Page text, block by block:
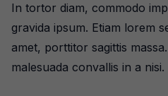
In tortor diam, commodo
gravida ipsum. Etiam lorem
amet, porttitor sagittis
malesuada convallis in a nisi.